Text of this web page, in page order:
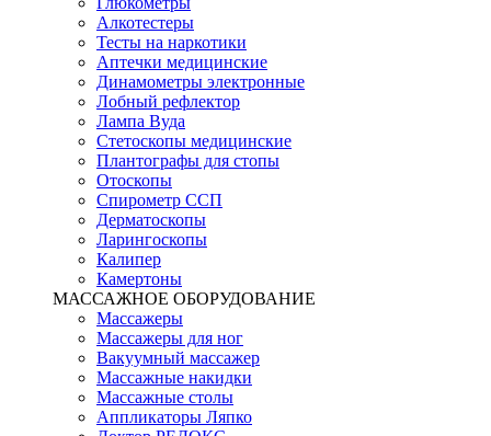
Алкотестеры
Тесты на наркотики
Аптечки медицинские
Динамометры электронные
Лобный рефлектор
Лампа Вуда
Стетоскопы медицинские
Плантографы для стопы
Отоскопы
Спирометр ССП
Дерматоскопы
Ларингоскопы
Калипер
Камертоны
МАССАЖНОЕ ОБОРУДОВАНИЕ
Массажеры
Массажеры для ног
Вакуумный массажер
Массажные накидки
Массажные столы
Аппликаторы Ляпко